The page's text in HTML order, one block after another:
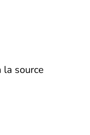
la source